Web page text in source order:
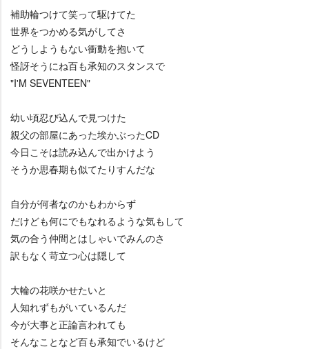
補助輪つけて笑って駆けてた
世界をつかめる気がしてさ
どうしようもない衝動を抱いて
怪訝そうにね百も承知のスタンスで
"I'M SEVENTEEN"
幼い頃忍び込んで見つけた
親父の部屋にあった埃かぶったCD
今日こそは読み込んで出かけよう
そうか思春期も似てたりすんだな
自分が何者なのかもわからず
だけども何にでもなれるような気もして
気の合う仲間とはしゃいでみんのさ
訳もなく苛立つ心は隠して
大輪の花咲かせたいと
人知れずもがいているんだ
今が大事と正論言われても
そんなことなど百も承知でいるけど